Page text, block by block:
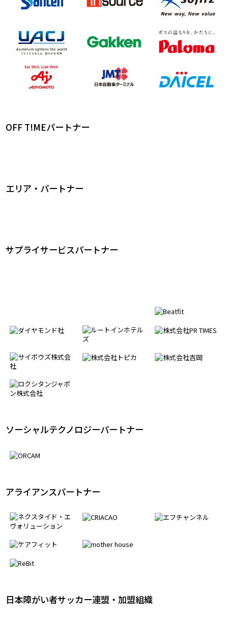
OFF T!MEパートナー
エリア・パートナー
ソーシャルテクノロジーパートナー